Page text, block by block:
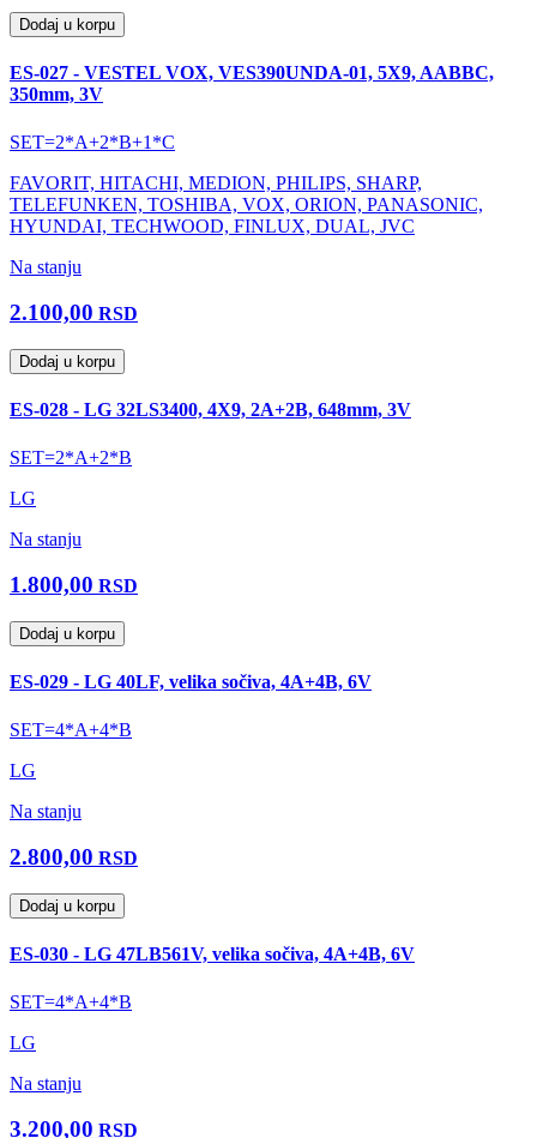
Dodaj u korpu
ES-027 - VESTEL VOX, VES390UNDA-01, 5X9, AABBC,
350mm, 3V
SET=2*A+2*B+1*C
FAVORIT, HITACHI, MEDION, PHILIPS, SHARP,
TELEFUNKEN, TOSHIBA, VOX, ORION, PANASONIC,
HYUNDAI, TECHWOOD, FINLUX, DUAL, JVC
Na stanju
2.100,00 RSD
Dodaj u korpu
ES-028 - LG 32LS3400, 4X9, 2A+2B, 648mm, 3V
SET=2*A+2*B
LG
Na stanju
1.800,00 RSD
Dodaj u korpu
ES-029 - LG 40LF, velika sočiva, 4A+4B, 6V
SET=4*A+4*B
LG
Na stanju
2.800,00 RSD
Dodaj u korpu
ES-030 - LG 47LB561V, velika sočiva, 4A+4B, 6V
SET=4*A+4*B
LG
Na stanju
3.200,00 RSD